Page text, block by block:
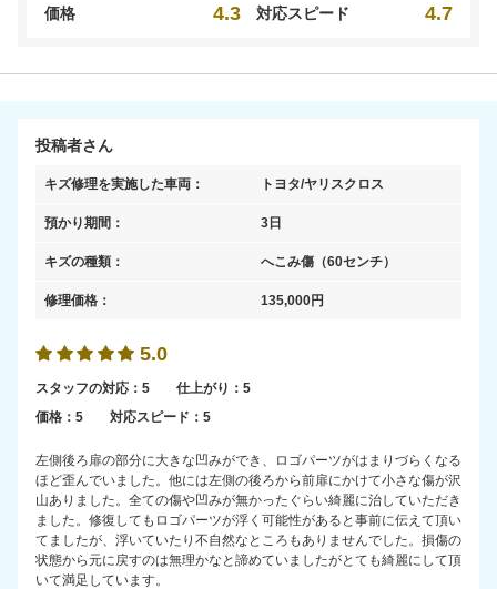
価格 4.3 対応スピード 4.7
投稿者さん
キズ修理を実施した車両： トヨタ/ヤリスクロス
預かり期間： 3日
キズの種類： へこみ傷 （60センチ）
修理価格： 135,000円
5.0
スタッフの対応： 5 仕上がり： 5
価格： 5 対応スピード： 5
左側後ろ扉の部分に大きな凹みができ、ロゴパーツがはまりづらくなる
ほど歪んでいました。他には左側の後ろから前扉にかけて小さな傷が沢
山ありました。全ての傷や凹みが無かったぐらい綺麗に治していただき
ました。修復してもロゴパーツが浮く可能性があると事前に伝えて頂い
てましたが、浮いていたり不自然なところもありませんでした。損傷の
状態から元に戻すのは無理かなと諦めていましたがとても綺麗にして頂
いて満足しています。